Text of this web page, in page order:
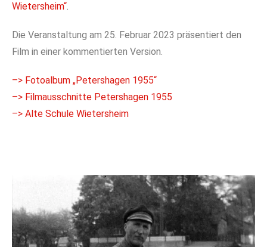
Wietersheim“.
Die Veranstaltung am 25. Februar 2023 präsentiert den
Film in einer kommentierten Version.
–> Fotoalbum „Petershagen 1955“
–> Filmausschnitte Petershagen 1955
–> Alte Schule Wietersheim